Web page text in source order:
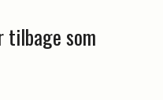
tilbage som